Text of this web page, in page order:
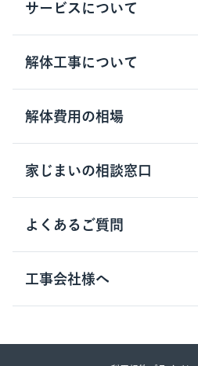
サービスについて
サービスの流れ
サービスのメリット
クラッソーネの自治体連携
お客さまの声
空き家の処分を検討のお客様へ
解体工事について
解体工事の基礎知識
解体工事に関わる法律
用語集
解体費用の相場
木造住宅の相場
鉄骨造住宅の相場
RC造住宅の相場
家じまいの相談窓口
家じまいの相談窓口
よくあるご質問
クラッソーネの利用方法
工事の進め方
工事会社様へ